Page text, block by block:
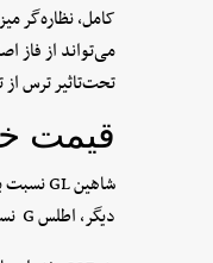
کامل، نظاره‌گر
می‌تواند از فاز
تحت‌تاثیر ترس
قیمت
دیگر، اطلس G نسبت به روز معاملاتی پیشین 30 میلیون تومان ارزان شد و روی شاخص یک میلیارد و 560 میلیون تومان ایستاد.